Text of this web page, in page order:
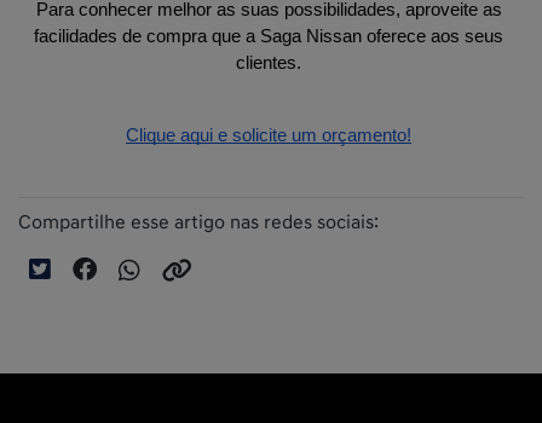
Para conhecer melhor as suas possibilidades, aproveite as
facilidades de compra que a Saga Nissan oferece aos seus
clientes.
Clique aqui e solicite um orçamento!
Compartilhe esse artigo nas redes sociais: